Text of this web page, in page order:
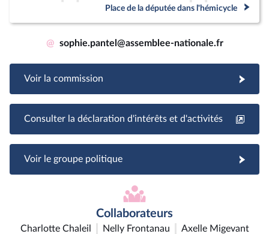
Place de la députée dans l'hémicycle
@ sophie.pantel@assemblee-nationale.fr
Voir la commission
Consulter la déclaration d'intérêts et d'activités
Voir le groupe politique
Collaborateurs
Charlotte Chaleil Nelly Frontanau
Axelle Migevant